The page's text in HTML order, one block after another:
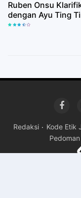
Ruben Onsu
dengan Ayu Ting
Redaksi Kode Etik